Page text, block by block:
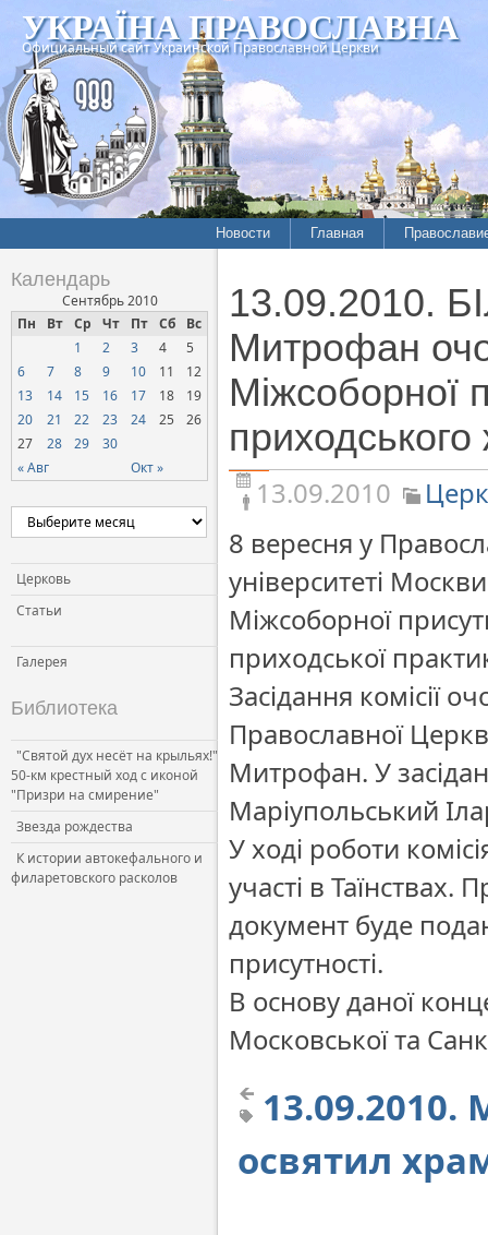
УКРАЇНА ПРАВОСЛАВНА
Официальный сайт Украинской Православной Церкви
Новости
Межконфессиональные
отношения
Нарушения прав
верующих
Официальная хроника
Расколы, ереси, секты
СОЦИАЛЬНОЕ
СЛУЖЕНИЕ
Церковь и власть
Церковь и общество
Церковь и СМИ
Главная
История
Хроники
Календарь
Сентябрь 2010
Пн
Вт Ср Чт Пт Сб Вс
« Авг Окт »
1 2 3 4
5
6
7 8 9 10 11
12
13
14 15 16 17 18
19
20
21 22 23 24 25
26
27
28 29 30
Церковь
Статьи
Галерея
Библиотека
"Святой дух несёт на крыльях!"
50-км крестный ход с иконой
"Призри на смирение"
Звезда рождества
К истории автокефального и
филаретовского расколов
13.09.2010.
Митрофан
Міжсоборної
приходського
13.09.2010
8 вересня у
університеті
Міжсоборної
приходської
Засідання комісії
Православної
Митрофан. У
Маріупольський
У ході роботи
участі в Таїнствах.
документ буде
присутності.
В основу даної
Московської та
освятил